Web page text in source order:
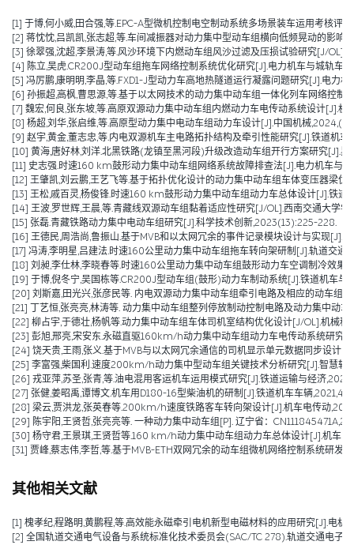
[1] 于博,何小威,田合强,等.EPC-A型微机控制电空制动系统多场景装车运用考核评
[2] 蒋忱忱,吕凯凯,张志超,等.车间减振器对动力集中型动车组横向低频晃动的影
[3] 徐翠强,沈超,李景涛,等.风沙环境下内燃动车组风沙过滤及压损试验研究[J/
[4] 陈立,吴虎.CR200J型动车组拖车网络控制系统优化研究[J].电力机车与城轨车
[5] 冯厉鹏,康明明,李晶,等.FXD1-J型动力车高地热隧道运行凝露问题研究[J].电力
[6] 孙振超,高枫,曹思源,等.基于以太网技术的动力集中动车组一体化列车网络控
[7] 魏宏,何良,张东坡,等.高原双源动力集中动车组内燃动力车电传动系统设计[J].
[8] 杨超,刘华,张启维,等.高原型动力集中电动车组动力车设计[J].中国机械
[9] 赵宇,黄金,董志忠,等.内电双源机车主电路拓扑结构及牵引性能研究[J].铁道机
[10] 黄海,唐好林,刘洋.北黑铁路(龙镇至黑河段)升级改造动车组开行方案研究[J].
[11] 史志强.时速160 km鼓形动力集中动车组网络系统故障排查法[J].电力机车与
[12] 王肇凯,刘云鹏,王艺飞等.基于拓扑优化设计的动力集中动车组车体变压器梁
[13] 王松,戚百灵,杨俊锋.时速160 km鼓形动力集中动车组动力车总体设计[J].铁道
[14] 王波,罗世辉,王晨,等.青藏线双源动车组黏着适应性研究[J/OL].西南交通大
[15] 张磊.青藏铁路动力集中电动车组研究[J].科学技术创新,2023(13):225-228.
[16] 王德民,周浩尚,鲁振山.基于MVB和以太网冗余的事件记录模块设计与实现[J].
[17] 冯涛,李明星,吕建法.时速160公里动力集中动车组拖车转向架研制[J].轨道交
[18] 刘昶,李仕林,李晓春等.时速160公里动力集中动车组鼓形动力车空调制冷效
[19] 于博,倪冬宁,吴国栋等.CR200J型动车组(鼓形)动力车制动系统[J].铁道机车
[20] 刘斯嘉,田光兴,张彦民等. 内电双源动力集中动车组牵引电路及相应的动车组
[21] 丁艺恒,张亮亮,林涛等. 动力集中动车组整列停放制动控制电路及动力集中动
[22] 柳占宇,于德壮,杨帆等.动力集中动车组车体司机室结构优化设计[J/OL].机械科
[23] 彭旭,邢亮,宋安东.永磁直驱160km/h动力集中动车组动力车电传动系统研究
[24] 饶天贵,王雨,张义.基于MVB与以太网冗余通信的司机显示单元数据同步设计
[25] 李富强,柴国利.速度200km/h动力集中型动车组关键技术分析研究[J].智慧
[26] 戎亚萍,苏圣,张青,等.油电混用客运机车运用模式研究[J].铁道运输与经济
[27] 张健,姜昭禹,谭博文.机车用D180-16型柴油机的研制[J].铁道机车车辆
[28] 梁云,贾洪龙,张英春等.200km/h速度铁路客车转向架设计[J].机车电传动
[29] 陈宇阳,王贤哲,张亮亮等. 一种动力集中动车组[P]. 辽宁省：
[30] 杨守君,王景琪,王贤哲等.160 km/h动力集中动车组动力车总体设计[J].机车
[31] 贾峰,蔡志伟,李哲,等.基于MVB-ETH双网冗余的动车组微机网络控制系统研发
其他相关文献
[1] 槐孝纪,程路明,黄鹏程,等.高效能永磁牵引电机新型电磁材料的应用研究[J].电
[2] 全国轨道交通电气设备与系统标准化技术委员会(SAC/TC 278).轨道交通电